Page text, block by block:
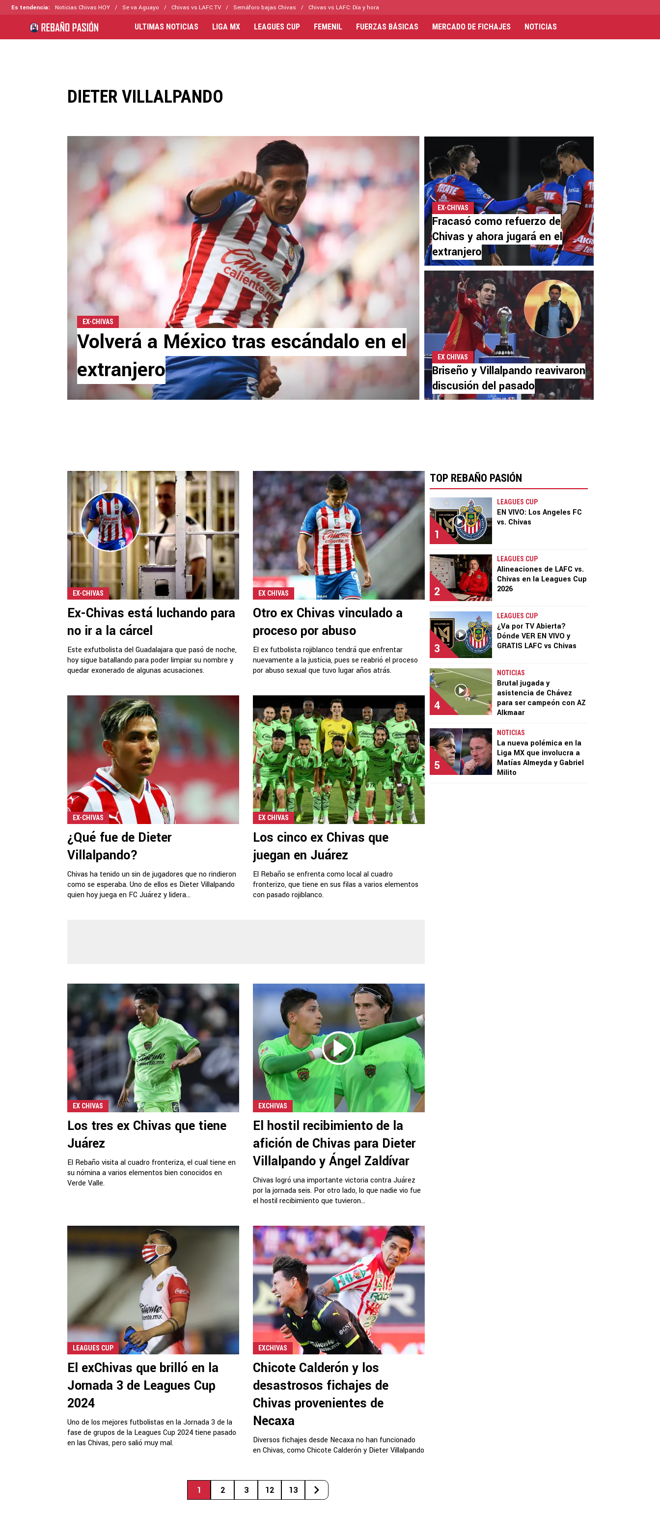
Es tendencia: Noticias Chivas HOY Se va Aguayo Chivas vs LAFC TV Semáforo bajas Chivas Chivas vs LAFC: Día y hora
ULTIMAS NOTICIAS LIGA MX LEAGUES CUP FEMENIL FUERZAS BÁSICAS MERCADO DE FICHAJES NOTICIAS
DIETER VILLALPANDO
EX-CHIVAS
Volverá a México tras escándalo en el
extranjero
EX-CHIVAS
Fracasó como refuerzo de
Chivas y ahora jugará en el
extranjero
EX CHIVAS
Briseño y Villalpando reavivaron
discusión del pasado
EX-CHIVAS
Ex-Chivas está luchando para
no ir a la cárcel
Este exfutbolista del Guadalajara que pasó de noche,
hoy sigue batallando para poder limpiar su nombre y
quedar exonerado de algunas acusaciones.
EX CHIVAS
Otro ex Chivas vinculado a
proceso por abuso
El ex futbolista rojiblanco tendrá que enfrentar
nuevamente a la justicia, pues se reabrió el proceso
por abuso sexual que tuvo lugar años atrás.
EX-CHIVAS
¿Qué fue de Dieter
Villalpando?
Chivas ha tenido un sin de jugadores que no rindieron
como se esperaba. Uno de ellos es Dieter Villalpando
quien hoy juega en FC Juárez y lidera...
EX CHIVAS
Los cinco ex Chivas que
juegan en Juárez
El Rebaño se enfrenta como local al cuadro
fronterizo, que tiene en sus filas a varios elementos
con pasado rojiblanco.
EX CHIVAS
Los tres ex Chivas que tiene
Juárez
El Rebaño visita al cuadro fronteriza, el cual tiene en
su nómina a varios elementos bien conocidos en
Verde Valle.
EXCHIVAS
El hostil recibimiento de la
afición de Chivas para Dieter
Villalpando y Ángel Zaldívar
Chivas logró una importante victoria contra Juárez
por la jornada seis. Por otro lado, lo que nadie vio fue
el hostil recibimiento que tuvieron...
LEAGUES CUP
El exChivas que brilló en la
Jornada 3 de Leagues Cup
2024
Uno de los mejores futbolistas en la Jornada 3 de la
fase de grupos de la Leagues Cup 2024 tiene pasado
en las Chivas, pero salió muy mal.
EXCHIVAS
Chicote Calderón y los
desastrosos fichajes de
Chivas provenientes de
Necaxa
Diversos fichajes desde Necaxa no han funcionado
en Chivas, como Chicote Calderón y Dieter Villalpando
1 2 3 12 13
TOP REBAÑO PASIÓN
1
LEAGUES CUP
EN VIVO: Los Angeles FC
vs. Chivas
2
LEAGUES CUP
Alineaciones de LAFC vs.
Chivas en la Leagues Cup
2026
3
LEAGUES CUP
¿Va por TV Abierta?
Dónde VER EN VIVO y
GRATIS LAFC vs Chivas
4
NOTICIAS
Brutal jugada y
asistencia de Chávez
para ser campeón con AZ
Alkmaar
5
NOTICIAS
La nueva polémica en la
Liga MX que involucra a
Matías Almeyda y Gabriel
Milito